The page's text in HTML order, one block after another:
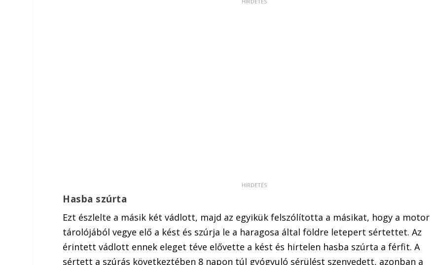
Hasba szúrta
Ezt észlelte a másik két vádlott, majd az egyikük felszólította a másikat, hogy a motor
tárolójából vegye elő a kést és szúrja le a haragosa által földre letepert sértettet. Az
érintett vádlott ennek eleget téve elővette a kést és hirtelen hasba szúrta a férfit. A
sértett a szúrás következtében 8 napon túl gyógyuló sérülést szenvedett, azonban a